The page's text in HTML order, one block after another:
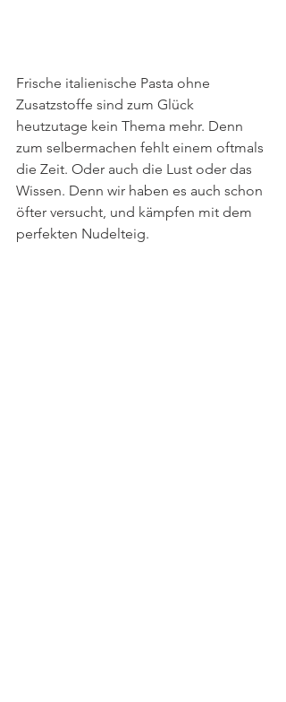
Frische italienische Pasta ohne
Zusatzstoffe sind zum Glück
heutzutage kein Thema mehr. Denn
zum selbermachen fehlt einem oftmals
die Zeit. Oder auch die Lust oder das
Wissen. Denn wir haben es auch schon
öfter versucht, und kämpfen mit dem
perfekten Nudelteig.